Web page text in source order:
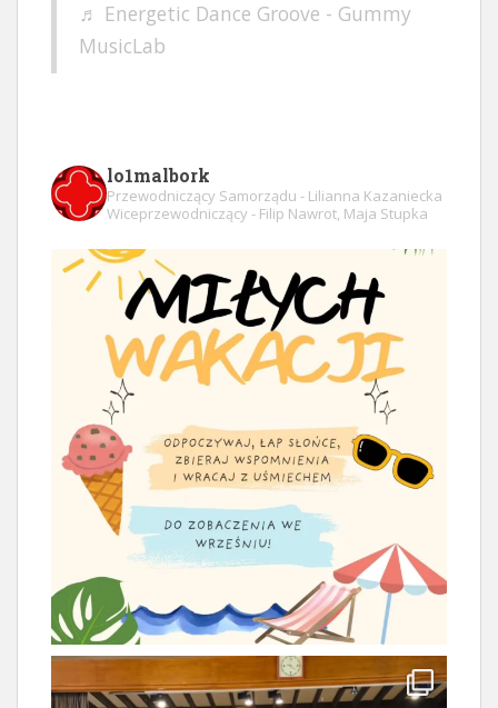
♬ Energetic Dance Groove - Gummy
MusicLab
lo1malbork
Przewodniczący Samorządu - Lilianna Kazaniecka
Wiceprzewodniczący - Filip Nawrot, Maja Stupka